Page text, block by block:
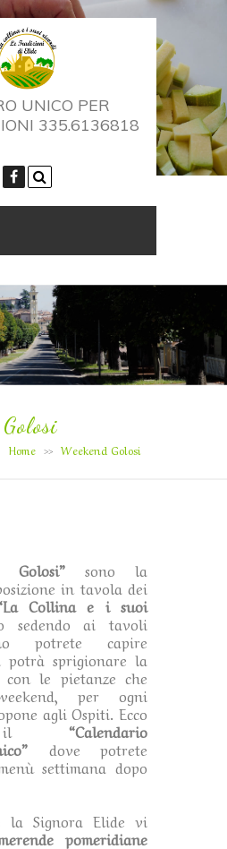
UNICO PER
335.6136818
Home >> Weekend Golosi
Golosi”sono la
in tavola dei
Collina e i suoi
sedendo ai tavoli
potrete capire
sprigionare la
con le pietanze che
per ogni
agli Ospiti. Ecco
il “Calendario
dove potrete
settimana dopo
la Signora Elide vi
pomeridiane